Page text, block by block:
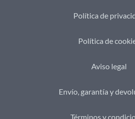
Política de
Política de
Aviso legal
Envío, garantía y
Términos y